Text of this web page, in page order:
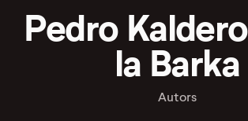
Pedro
la Barka
Autors